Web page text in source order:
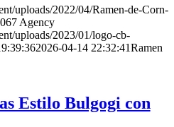
uploads/2022/04/Ramen-de-Corn-
Agency
uploads/2023/01/logo-cb-
2026-04-14 22:32:41Ramen
Estilo Bulgogi con